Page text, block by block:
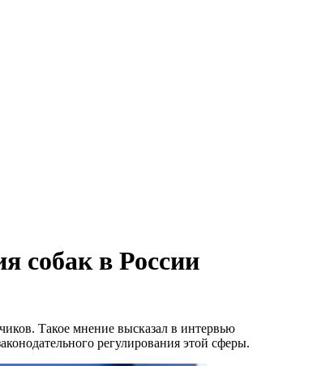
собак в России
Такое мнение высказал в интервью
регулирования этой сферы.